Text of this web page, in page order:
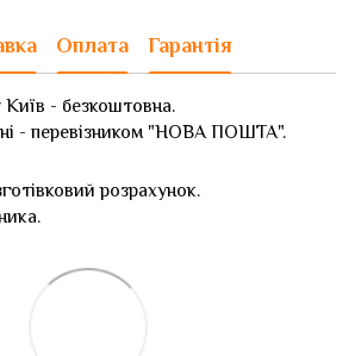
Оплата Гарантія
- безкоштовна.
- перевізником "НОВА ПОШТА".
розрахунок.